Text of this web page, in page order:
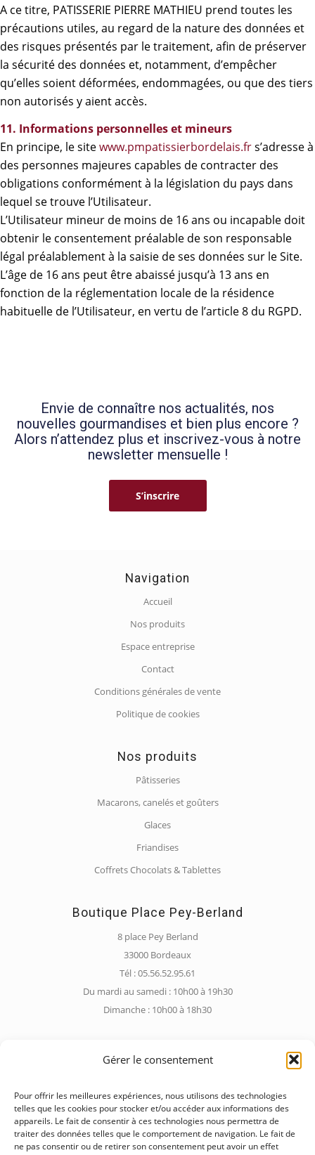
Gérer le consentement
Pour offrir les meilleures expériences, nous utilisons des technologies
telles que les cookies pour stocker et/ou accéder aux informations des
appareils. Le fait de consentir à ces technologies nous permettra de
traiter des données telles que le comportement de navigation. Le fait de
ne pas consentir ou de retirer son consentement peut avoir un effet
A ce titre, PATISSERIE PIERRE MATHIEU prend toutes les
précautions utiles, au regard de la nature des données et
des risques présentés par le traitement, afin de préserver
la sécurité des données et, notamment, d’empêcher
qu’elles soient déformées, endommagées, ou que des tiers
non autorisés y aient accès.
11. Informations personnelles et mineurs
En principe, le sitewww.pmpatissierbordelais.frs’adresse à
des personnes majeures capables de contracter des
obligations conformément à la législation du pays dans
lequel se trouve l’Utilisateur.
L’Utilisateur mineur de moins de 16 ans ou incapable doit
obtenir le consentement préalable de son responsable
légal préalablement à la saisie de ses données sur le Site.
L’âge de 16 ans peut être abaissé jusqu’à 13 ans en
fonction de la réglementation locale de la résidence
habituelle de l’Utilisateur, en vertu de l’article 8 du RGPD.
Envie de connaître nos actualités, nos
nouvelles gourmandises et bien plus encore ?
Alors n’attendez plus et inscrivez-vous à notre
newsletter mensuelle !
S’inscrire
Navigation
Accueil
Nos produits
Espace entreprise
Contact
Conditions générales de vente
Politique de cookies
Nos produits
Pâtisseries
Macarons, canelés et goûters
Glaces
Friandises
Coffrets Chocolats & Tablettes
Boutique Place Pey-Berland
8 place Pey Berland
33000 Bordeaux
Tél : 05.56.52.95.61
Du mardi au samedi : 10h00 à 19h30
Dimanche : 10h00 à 18h30
228 Rue de Pessac
33000 Bordeaux
Tél : 05.56.12.24.53